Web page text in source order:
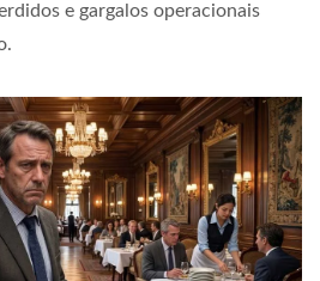
e gargalos operacionais